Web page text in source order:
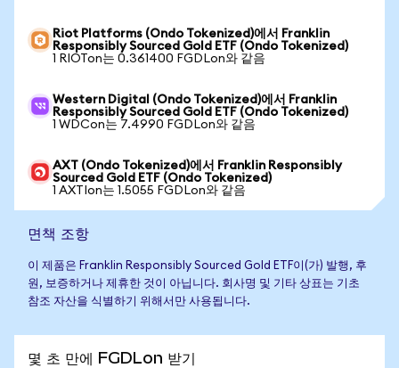
Riot Platforms (Ondo Tokenized)에서 Franklin
Responsibly Sourced Gold ETF (Ondo Tokenized)
1 RIOTon는 0.361400 FGDLon와 같음
Western Digital (Ondo Tokenized)에서 Franklin
Responsibly Sourced Gold ETF (Ondo Tokenized)
1 WDCon는 7.4990 FGDLon와 같음
AXT (Ondo Tokenized)에서 Franklin Responsibly
Sourced Gold ETF (Ondo Tokenized)
1 AXTIon는 1.5055 FGDLon와 같음
면책 조항
이 제품은 Franklin Responsibly Sourced Gold ETF이(가) 발행, 후
원, 보증하거나 제휴한 것이 아닙니다. 회사명 및 기타 상표는 기초
참조 자산을 식별하기 위해서만 사용됩니다.
몇 초 만에 FGDLon 받기